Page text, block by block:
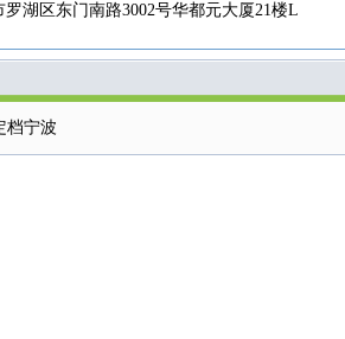
湖区东门南路3002号华都元大厦21楼L
档宁波